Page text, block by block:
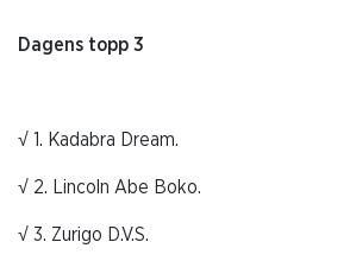
Dagens topp 3
√ 1. Kadabra Dream.
√ 2. Lincoln Abe Boko.
√ 3. Zurigo D.V.S.